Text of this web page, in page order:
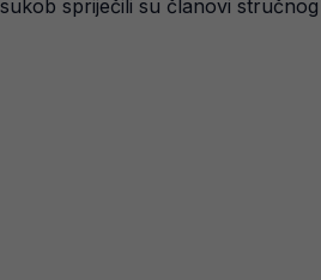
spriječili su članovi